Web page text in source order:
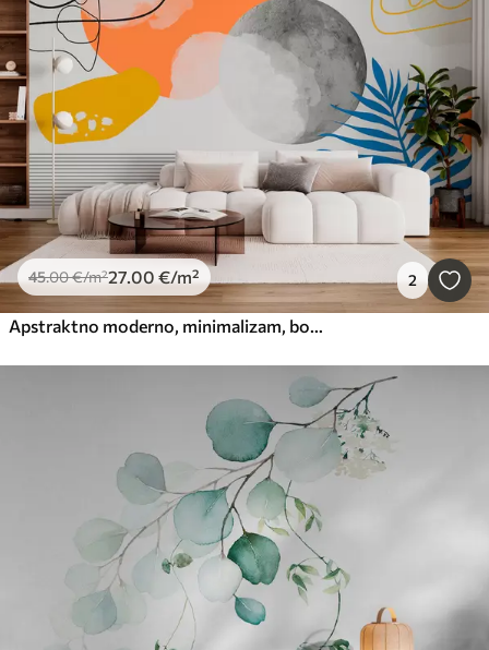
45.00€/m²27.00 €/m² 2
Apstraktno moderno, minimalizam, boho, geometrija, akvarelne mrlje, pun mjesec, silueta palminog lišća, topografija, zamršenost, narančasta, žuta, siva